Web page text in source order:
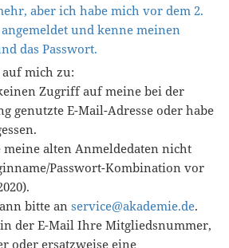
aber ich habe mich vor dem 2.
angemeldet und kenne meinen
das Passwort.
mich zu:
Zugriff auf meine bei der
genutzte E-Mail-Adresse oder habe
meine alten Anmeldedaten nicht
Passwort-Kombination vor
bitte an service@akademie.de.
in der E-Mail Ihre Mitgliedsnummer,
oder ersatzweise eine